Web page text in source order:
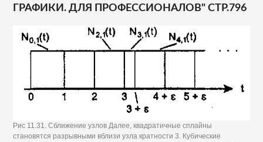
ГРАФИКИ. ДЛЯ ПРОФЕССИОНАЛОВ" СТР.796
Рис 11.31. Сближение узлов Далее, квадратичные сплайны
становятся разрывными вблизи узла кратности 3. Кубические